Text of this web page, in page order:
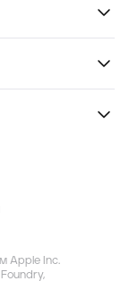
Apple Inc.